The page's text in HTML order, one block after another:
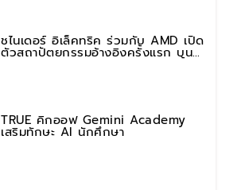
ชไนเดอร์ อิเล็คทริค ร่วมกับ AMD เปิด
ตัวสถาปัตยกรรมอ้างอิงครั้งแรก บน
แพลตฟอร์ม “Helios” เร่งการติดตั้งใช้
TRUE คิกออฟ Gemini Academy
เสริมทักษะ AI นักศึกษา